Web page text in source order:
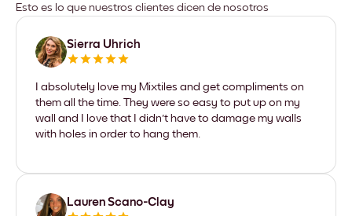
Esto es lo que nuestros clientes dicen de nosotros
Sierra Uhrich
I absolutely love my Mixtiles and get compliments on
them all the time. They were so easy to put up on my
wall and I love that I didn't have to damage my walls
with holes in order to hang them.
Lauren Scano-Clay